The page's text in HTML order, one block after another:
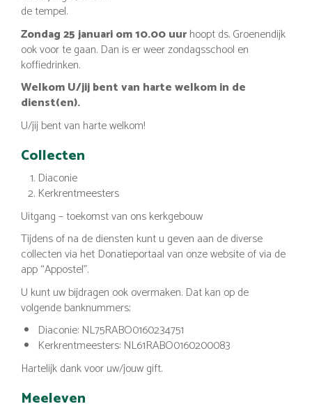
de tempel.
Zondag 25 januari om 10.00 uurhoopt ds. Groenendijk
ook voor te gaan. Dan is er weer zondagsschool en
koffiedrinken.
Welkom U/jij bent van harte welkom in de
dienst(en).
U/jij bent van harte welkom!
Collecten
Diaconie
Kerkrentmeesters
Uitgang – toekomst van ons kerkgebouw
Tijdens of na de diensten kunt u geven aan de diverse
collecten via het Donatieportaal van onze website of via de
app “Appostel”.
U kunt uw bijdragen ook overmaken. Dat kan op de
volgende banknummers;
Diaconie: NL75RABO0160234751
Kerkrentmeesters: NL61RABO0160200083
Hartelijk dank voor uw/jouw gift.
Meeleven